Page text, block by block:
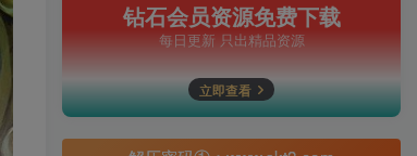
钻石会员资源免费下载
每日更新 只出精品资源
立即查看